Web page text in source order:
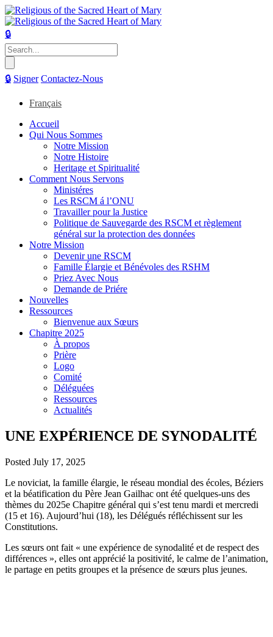
🔒
Search
for:
🔒 Signer Contactez-Nous
Français
Accueil
Qui Nous Sommes
Notre Mission
Notre Histoire
Heritage et Spiritualité
Comment Nous Servons
Ministéres
Les RSCM á l’ONU
Travailler pour la Justice
Politique de Sauvegarde des RSCM et règlement
général sur la protection des données
Notre Mission
Devenir une RSCM
Famille Élargie et Bénévoles des RSHM
Priez Avec Nous
Demande de Priére
Nouvelles
Ressources
Bienvenue aux Sœurs
Chapitre 2025
À propos
Prière
Logo
Comité
Déléguées
Ressources
Actualités
UNE EXPÉRIENCE DE SYNODALITÉ
Posted July 17, 2025
Le noviciat, la famille élargie, le réseau mondial des écoles, Béziers
et la béatification du Père Jean Gailhac ont été quelques-uns des
thèmes du 2025e Chapitre général qui s’est tenu mardi et mercredi
(15 et 16). Aujourd’hui (18), les Délégués réfléchissent sur les
Constitutions.
Les sœurs ont fait « une expérience de synodalité et de respect des
différences », elles ont apprécié la positivité, le calme de l’animation,
le partage en petits groupes et la présence de sœurs plus jeunes.